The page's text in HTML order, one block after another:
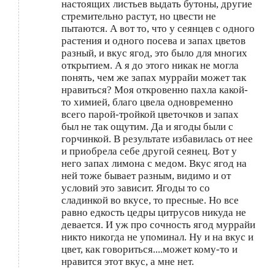
настоящих листьев выдать бутоны, другие
стремительно растут, но цвести не
пытаются. А вот то, что у сеянцев с одного
растения и одного посева и запах цветов
разный, и вкус ягод, это было для многих
открытием. А я до этого никак не могла
понять, чем же запах муррайи может так
нравиться? Моя откровенно пахла какой-
то химией, благо цвела одновременно
всего парой-тройкой цветочков и запах
был не так ощутим. Да и ягоды были с
горчинкой. В результате избавилась от нее
и приобрела себе другой сеянец. Вот у
него запах лимона с медом. Вкус ягод на
ней тоже бывает разным, видимо и от
условий это зависит. Ягоды то со
сладинкой во вкусе, то пресные. Но все
равно едкость цедры цитрусов никуда не
девается. И уж про сочность ягод муррайи
никто никогда не упоминал. Ну и на вкус и
цвет, как говориться....может кому-то и
нравится этот вкус, а мне нет.